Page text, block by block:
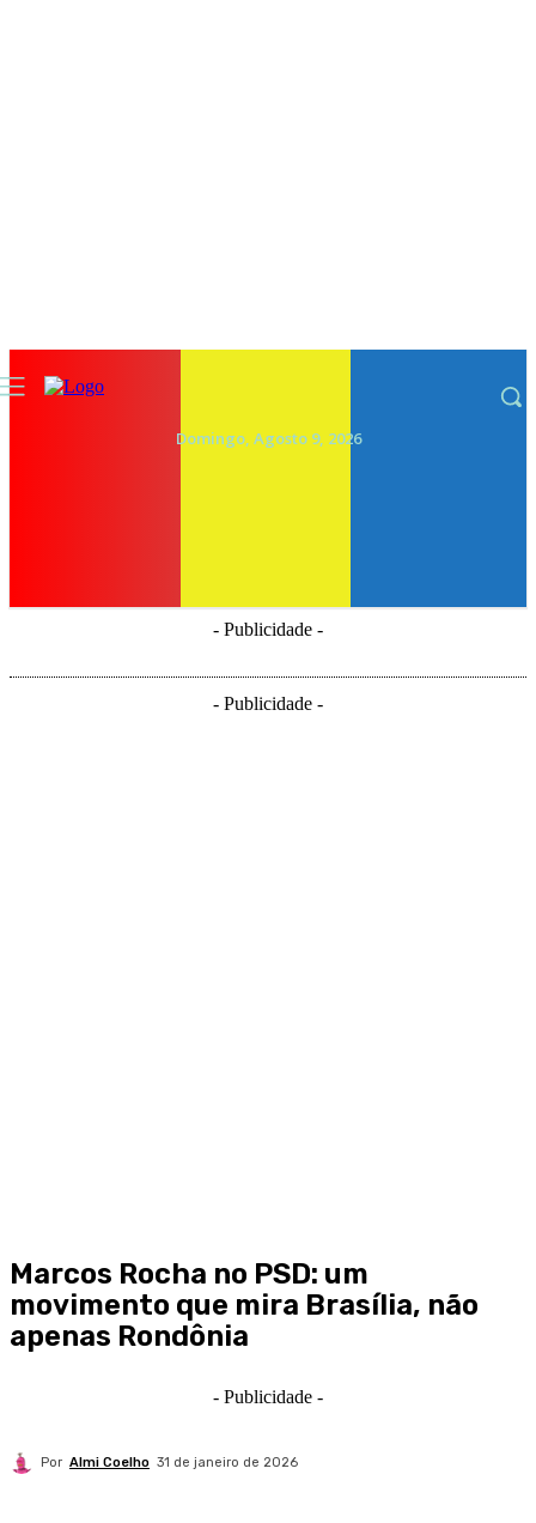
Domingo, Agosto 9, 2026
- Publicidade -
- Publicidade -
Marcos Rocha no PSD: um
movimento que mira Brasília, não
apenas Rondônia
- Publicidade -
Por Almi Coelho 31 de janeiro de 2026